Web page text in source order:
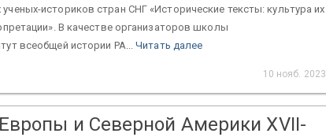
историков стран СНГ «Исторические тексты: культура их
В качестве организаторов школы
всеобщей истории РА...Читать далее
10 нояб. 2023
и Северной Америки XVII-